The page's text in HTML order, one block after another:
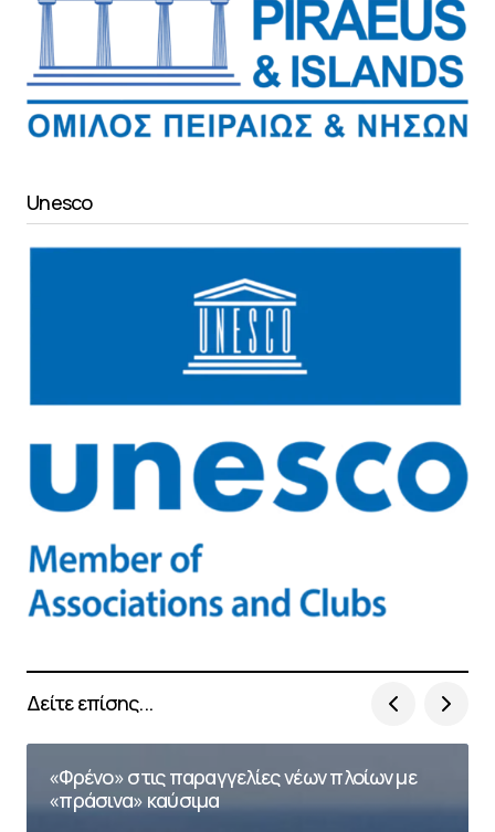
Unesco
Δείτε επίσης...
«Φρένο» στις παραγγελίες νέων πλοίων με
«πράσινα» καύσιμα